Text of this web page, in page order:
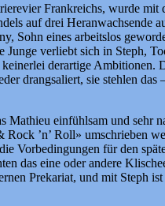
Frankreichs, wurde
auf drei Heranwachsende
Sohn eines arbeitslos
Junge verliebt sich in Steph,
derartige
drangsaliert, sie stehlen
Mathieu einfühlsam und sehr
’n’ Roll» umschrieben
Vorbedingungen für den
das eine oder andere
Prekariat, und mit Steph